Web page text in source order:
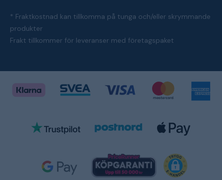
* Fraktkostnad kan tillkomma på tunga och/eller skrymmande
produkter
Frakt tillkommer för leveranser med företagspaket